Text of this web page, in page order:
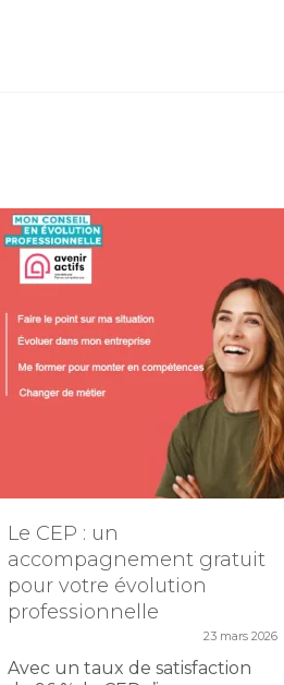
Le CEP : un
accompagnement gratuit
pour votre évolution
professionnelle
23 mars 2026
Avec un taux de satisfaction